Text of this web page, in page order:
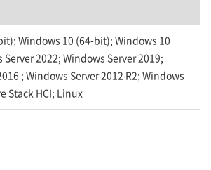
Windows 10 (64-bit); Windows 10
2022; Windows Server 2019;
; Windows Server 2012 R2; Windows
Stack HCI; Linux